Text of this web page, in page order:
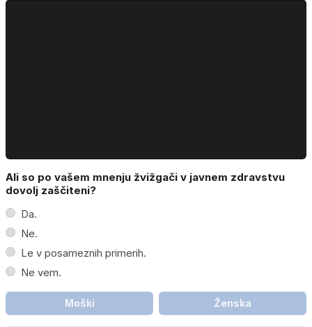
Ali so po vašem mnenju žvižgači v javnem zdravstvu
dovolj zaščiteni?
Da.
Ne.
Le v posameznih primerih.
Ne vem.
Moški Ženska